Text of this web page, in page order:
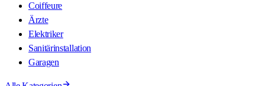
Coiffeure
Ärzte
Elektriker
Sanitärinstallation
Garagen